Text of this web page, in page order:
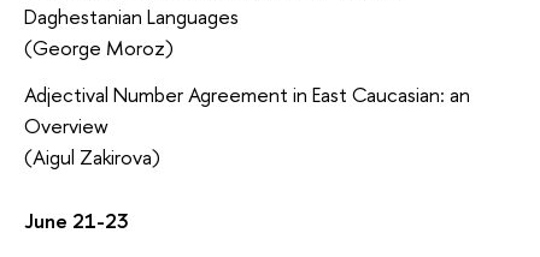
Daghestanian Languages
(George Moroz)
Adjectival Number Agreement in East Caucasian: an
Overview
(Aigul Zakirova)
June 21-23